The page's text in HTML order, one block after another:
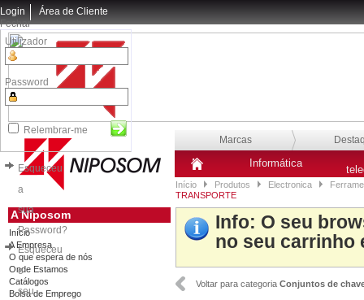
Login
Fechar
Utilizador
Password
Relembrar-me
Esqueceu
a
sua
Password?
Esqueceu
o
seu
Área de Cliente
Marcas
Informática
Início Produtos Electronica
TRANSPORTE
A Niposom
Início
A Empresa
O que espera de nós
Onde Estamos
Catálogos
Bolsa de Emprego
Info: O seu
no seu carrinho
Voltar para categoria Conjuntos de